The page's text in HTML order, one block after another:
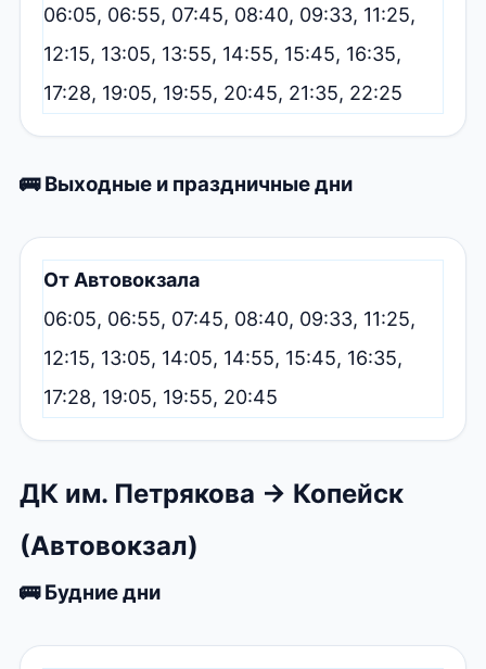
06:05, 06:55, 07:45, 08:40, 09:33, 11:25,
12:15, 13:05, 13:55, 14:55, 15:45, 16:35,
17:28, 19:05, 19:55, 20:45, 21:35, 22:25
🚌 Выходные и праздничные дни
От Автовокзала
06:05, 06:55, 07:45, 08:40, 09:33, 11:25,
12:15, 13:05, 14:05, 14:55, 15:45, 16:35,
17:28, 19:05, 19:55, 20:45
ДК им. Петрякова → Копейск
(Автовокзал)
🚌 Будние дни